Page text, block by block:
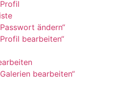
ändern“
bearbeiten“
bearbeiten“